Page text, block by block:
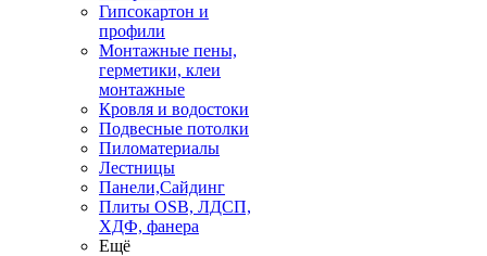
Гипсокартон и
профили
Монтажные пены,
герметики, клеи
монтажные
Кровля и водостоки
Подвесные потолки
Пиломатериалы
Лестницы
Панели,Сайдинг
Плиты OSB, ЛДСП,
ХДФ, фанера
Ещё